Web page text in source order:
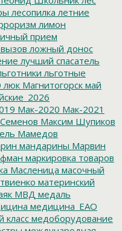
лесопилка летние
лимон
прием
ложный донос
лучший спасатель
льготные
люк Магнитогорск май
Мак-2020 Мак-2021
Максим Шупиков
Мамедов
мандарины Марвин
маркировка товаров
Масленица масочный
материнский
МВД медаль
медицина_ЕАО
класс медоборудование